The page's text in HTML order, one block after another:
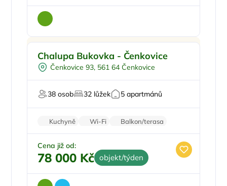
Vířivka
Sauna
Firemní akce/teambuilding
Chalupa Bukovka - Čenkovice
Čenkovice 93, 561 64 Čenkovice
38 osob 32 lůžek 5 apartmánů
Kuchyně Wi-Fi
Balkon/terasa
Krb
Klimatizace
Cena již od:
78 000 Kč objekt/týden